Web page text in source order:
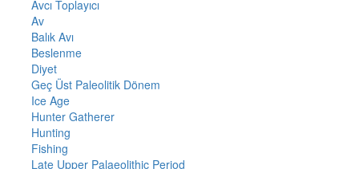
Avcı Toplayıcı
Av
Balık Avı
Beslenme
Diyet
Geç Üst Paleolitik Dönem
Ice Age
Hunter Gatherer
Hunting
Fishing
Late Upper Palaeolithic Period